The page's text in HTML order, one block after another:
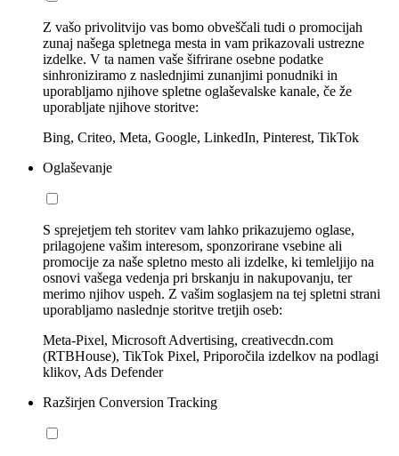
Z vašo privolitvijo vas bomo obveščali tudi o promocijah
zunaj našega spletnega mesta in vam prikazovali ustrezne
izdelke. V ta namen vaše šifrirane osebne podatke
sinhroniziramo z naslednjimi zunanjimi ponudniki in
uporabljamo njihove spletne oglaševalske kanale, če že
uporabljate njihove storitve:
Bing, Criteo, Meta, Google, LinkedIn, Pinterest, TikTok
Oglaševanje
S sprejetjem teh storitev vam lahko prikazujemo oglase,
prilagojene vašim interesom, sponzorirane vsebine ali
promocije za naše spletno mesto ali izdelke, ki temleljijo na
osnovi vašega vedenja pri brskanju in nakupovanju, ter
merimo njihov uspeh. Z vašim soglasjem na tej spletni strani
uporabljamo naslednje storitve tretjih oseb:
Meta-Pixel, Microsoft Advertising, creativecdn.com
(RTBHouse), TikTok Pixel, Priporočila izdelkov na podlagi
klikov, Ads Defender
Razširjen Conversion Tracking